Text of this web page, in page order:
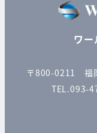
ワー
〒800-0211 福
TEL.093-